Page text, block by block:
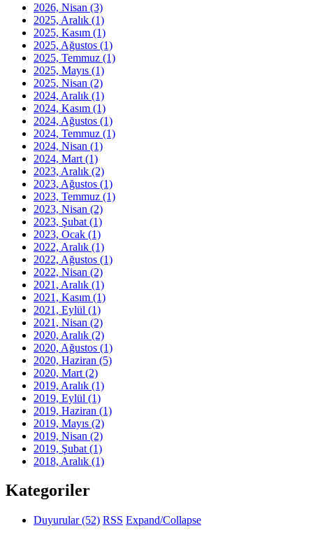
2026, Nisan (3)
2025, Aralık (1)
2025, Kasım (1)
2025, Ağustos (1)
2025, Temmuz (1)
2025, Mayıs (1)
2025, Nisan (2)
2024, Aralık (1)
2024, Kasım (1)
2024, Ağustos (1)
2024, Temmuz (1)
2024, Nisan (1)
2024, Mart (1)
2023, Aralık (2)
2023, Ağustos (1)
2023, Temmuz (1)
2023, Nisan (2)
2023, Şubat (1)
2023, Ocak (1)
2022, Aralık (1)
2022, Ağustos (1)
2022, Nisan (2)
2021, Aralık (1)
2021, Kasım (1)
2021, Eylül (1)
2021, Nisan (2)
2020, Aralık (2)
2020, Ağustos (1)
2020, Haziran (5)
2020, Mart (2)
2019, Aralık (1)
2019, Eylül (1)
2019, Haziran (1)
2019, Mayıs (2)
2019, Nisan (2)
2019, Şubat (1)
2018, Aralık (1)
Kategoriler
Duyurular(52) RSS Expand/Collapse